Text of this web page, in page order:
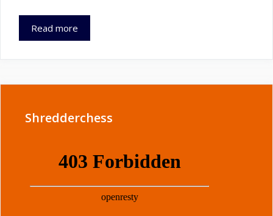
Read more
की
लिविंग
अव्यवस्था-
घर
Shredderchess